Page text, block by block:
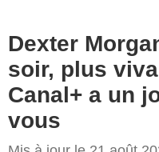
Dexter
soir, plus
Canal+ a un
vous